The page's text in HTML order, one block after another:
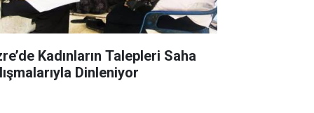
Kadınların Talepleri Saha
Dinleniyor